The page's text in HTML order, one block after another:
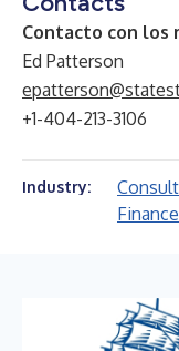
Contacto con los
Ed Patterson
+1-404-213-3106
Industry:
Finance